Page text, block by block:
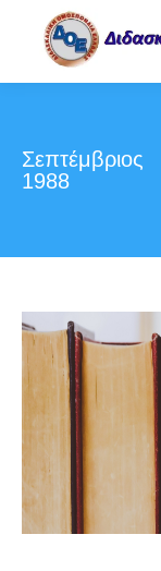
Σεπτέμβριος
1988